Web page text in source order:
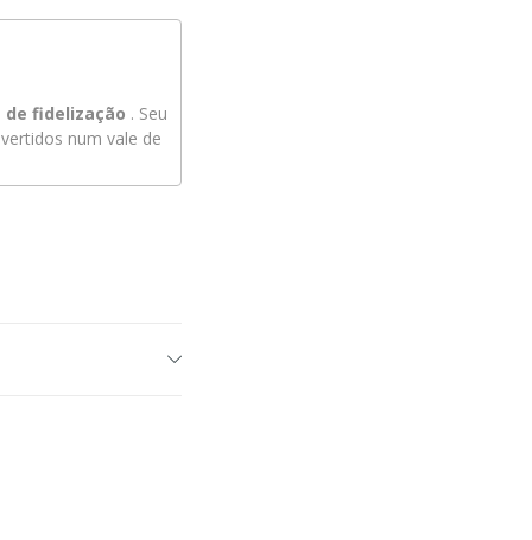
fidelização . Seu
num vale de